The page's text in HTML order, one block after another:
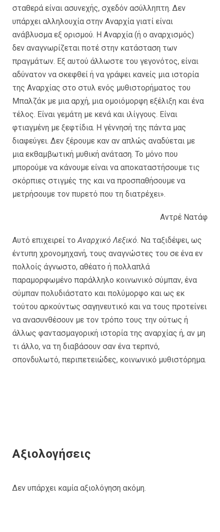
σταθερά είναι ασυνεχής, σχεδόν ασύλληπτη. Δεν
υπάρχει αλληλουχία στην Αναρχία γιατί είναι
ανάβλυσμα εξ ορισμού. Η Αναρχία (ή ο αναρχισμός)
δεν αναγνωρίζεται ποτέ στην κατάσταση των
πραγμάτων. Εξ αυτού άλλωστε του γεγονότος, είναι
αδύνατον να σκεφθεί ή να γράψει κανείς μια ιστορία
της Αναρχίας στο στυλ ενός μυθιστορήματος του
Μπαλζάκ με μια αρχή, μια ομοιόμορφη εξέλιξη και ένα
τέλος. Είναι γεμάτη με κενά και ιλίγγους. Είναι
φτιαγμένη με ξεφτίδια. Η γέννησή της πάντα μας
διαφεύγει. Δεν ξέρουμε καν αν απλώς αναδύεται με
μια εκθαμβωτική μυθική ανάταση. Το μόνο που
μπορούμε να κάνουμε είναι να αποκαταστήσουμε τις
σκόρπιες στιγμές της και να προσπαθήσουμε να
μετρήσουμε τον πυρετό που τη διατρέχει».
Αντρέ Νατάφ
Αυτό επιχειρεί τοΑναρχικό Λεξικό. Να ταξιδέψει, ως
έντυπη χρονομηχανή, τους αναγνώστες του σε ένα εν
πολλοίς άγνωστο, αθέατο ή πολλαπλά
παραμορφωμένο παράλληλο κοινωνικό σύμπαν, ένα
σύμπαν πολυδιάστατο και πολύμορφο και ως εκ
τούτου αρκούντως σαγηνευτικό και να τους προτείνει
να ανασυνθέσουν με τον τρόπο τους την ούτως ή
άλλως φαντασμαγορική ιστορία της αναρχίας ή, αν μη
τι άλλο, να τη διαβάσουν σαν ένα τερπνό,
σπονδυλωτό, περιπετειώδες, κοινωνικό μυθιστόρημα.
Αξιολογήσεις
Δεν υπάρχει καμία αξιολόγηση ακόμη.